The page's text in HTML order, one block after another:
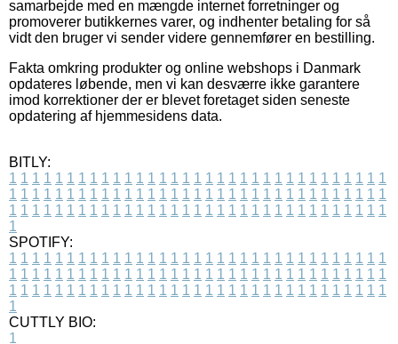
samarbejde med en mængde internet forretninger og
promoverer butikkernes varer, og indhenter betaling for så
vidt den bruger vi sender videre gennemfører en bestilling.
Fakta omkring produkter og online webshops i Danmark
opdateres løbende, men vi kan desværre ikke garantere
imod korrektioner der er blevet foretaget siden seneste
opdatering af hjemmesidens data.
BITLY:
1 1 1 1 1 1 1 1 1 1 1 1 1 1 1 1 1 1 1 1 1 1 1 1 1 1 1 1 1 1 1 1 1
1 1 1 1 1 1 1 1 1 1 1 1 1 1 1 1 1 1 1 1 1 1 1 1 1 1 1 1 1 1 1 1 1
1 1 1 1 1 1 1 1 1 1 1 1 1 1 1 1 1 1 1 1 1 1 1 1 1 1 1 1 1 1 1 1 1
1
SPOTIFY:
1 1 1 1 1 1 1 1 1 1 1 1 1 1 1 1 1 1 1 1 1 1 1 1 1 1 1 1 1 1 1 1 1
1 1 1 1 1 1 1 1 1 1 1 1 1 1 1 1 1 1 1 1 1 1 1 1 1 1 1 1 1 1 1 1 1
1 1 1 1 1 1 1 1 1 1 1 1 1 1 1 1 1 1 1 1 1 1 1 1 1 1 1 1 1 1 1 1 1
1
CUTTLY BIO:
1